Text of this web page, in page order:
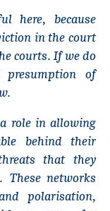
here, because
in the court
courts. If we do
of
role in allowing
behind their
that they
These networks
polarisation,